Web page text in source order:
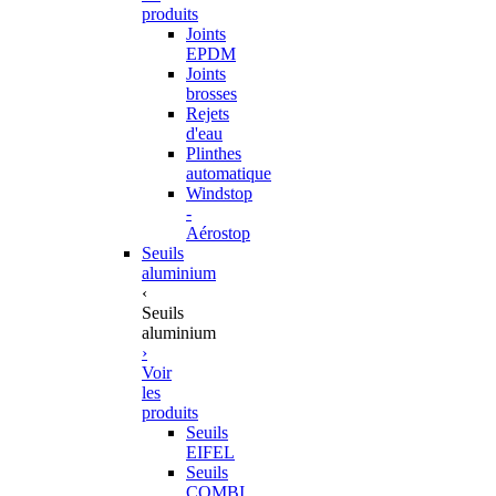
produits
Joints
EPDM
Joints
brosses
Rejets
d'eau
Plinthes
automatique
Windstop
-
Aérostop
Seuils
aluminium
‹
Seuils
aluminium
›
Voir
les
produits
Seuils
EIFEL
Seuils
COMBI